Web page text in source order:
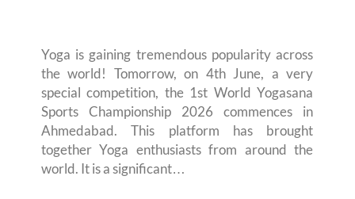
Yoga is gaining tremendous popularity across
the world! Tomorrow, on 4th June, a very
special competition, the 1st World Yogasana
Sports Championship 2026 commences in
Ahmedabad. This platform has brought
together Yoga enthusiasts from around the
world. It is a significant…